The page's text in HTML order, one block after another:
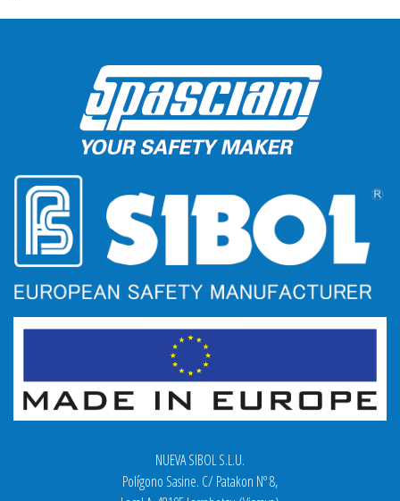
NUEVA SIBOL S.L.U.
Polígono Sasine. C/ Patakon Nº 8,